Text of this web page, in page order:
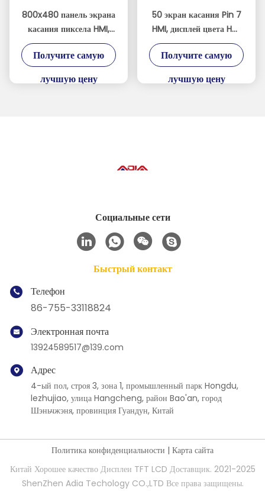
800x480 панель экрана
касания пиксела HMI,
400cd/M2 дисплей
планшета 7 дюймов
Получите самую
лучшую цену
50 экран касания Pin 7
HMI, дисплей цвета HMI
LCD 16.7M
Получите самую
лучшую цену
Социальные сети
Быстрый контакт
Телефон
86-755-33118824
Электронная почта
13924589517@139.com
Адрес
4-ый пол, строя 3, зона 1, промышленный парк Hongdu,
lezhujiao, улица Hangcheng, район Bao'an, город
Шэньчжэня, провинция Гуандун, Китай
Политика конфиденциальности | Карта сайта
Китай Хорошее качество Дисплеи TFT LCD Доставщик. 2021-2025
ShenZhen Adia Techology CO.,LTD Все права защищены.